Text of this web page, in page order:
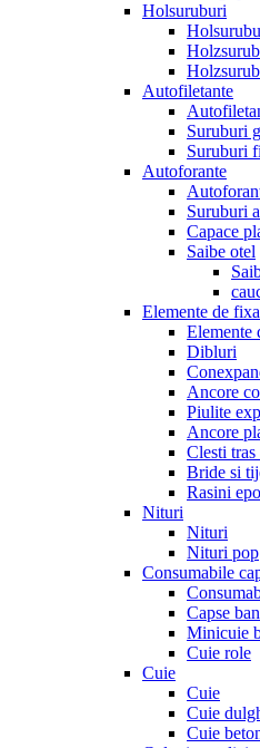
Holsuruburi
Autofiletante
Suruburi
Suruburi
Autoforante
Suruburi
Capace
Saibe otel
Elemente de
Elemente
Dibluri
Ancore
Piulite
Ancore
Clesti tras
Bride si
Rasini
Nituri
Nituri
Nituri pop
Consumabile
Capse
Minicuie
Cuie role
Cuie
Cuie
Cuie
Cuie